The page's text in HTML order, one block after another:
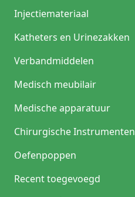
Injectiemateriaal
Katheters en Urinezakken
Verbandmiddelen
Medisch meubilair
Medische apparatuur
Chirurgische Instrumenten
Oefenpoppen
Recent toegevoegd